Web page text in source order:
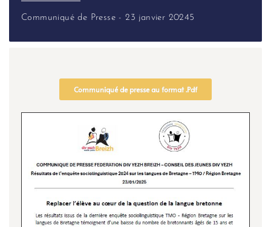
Communiqué de Presse - 23 janvier 20245
Communiqué de presse au format .Pdf